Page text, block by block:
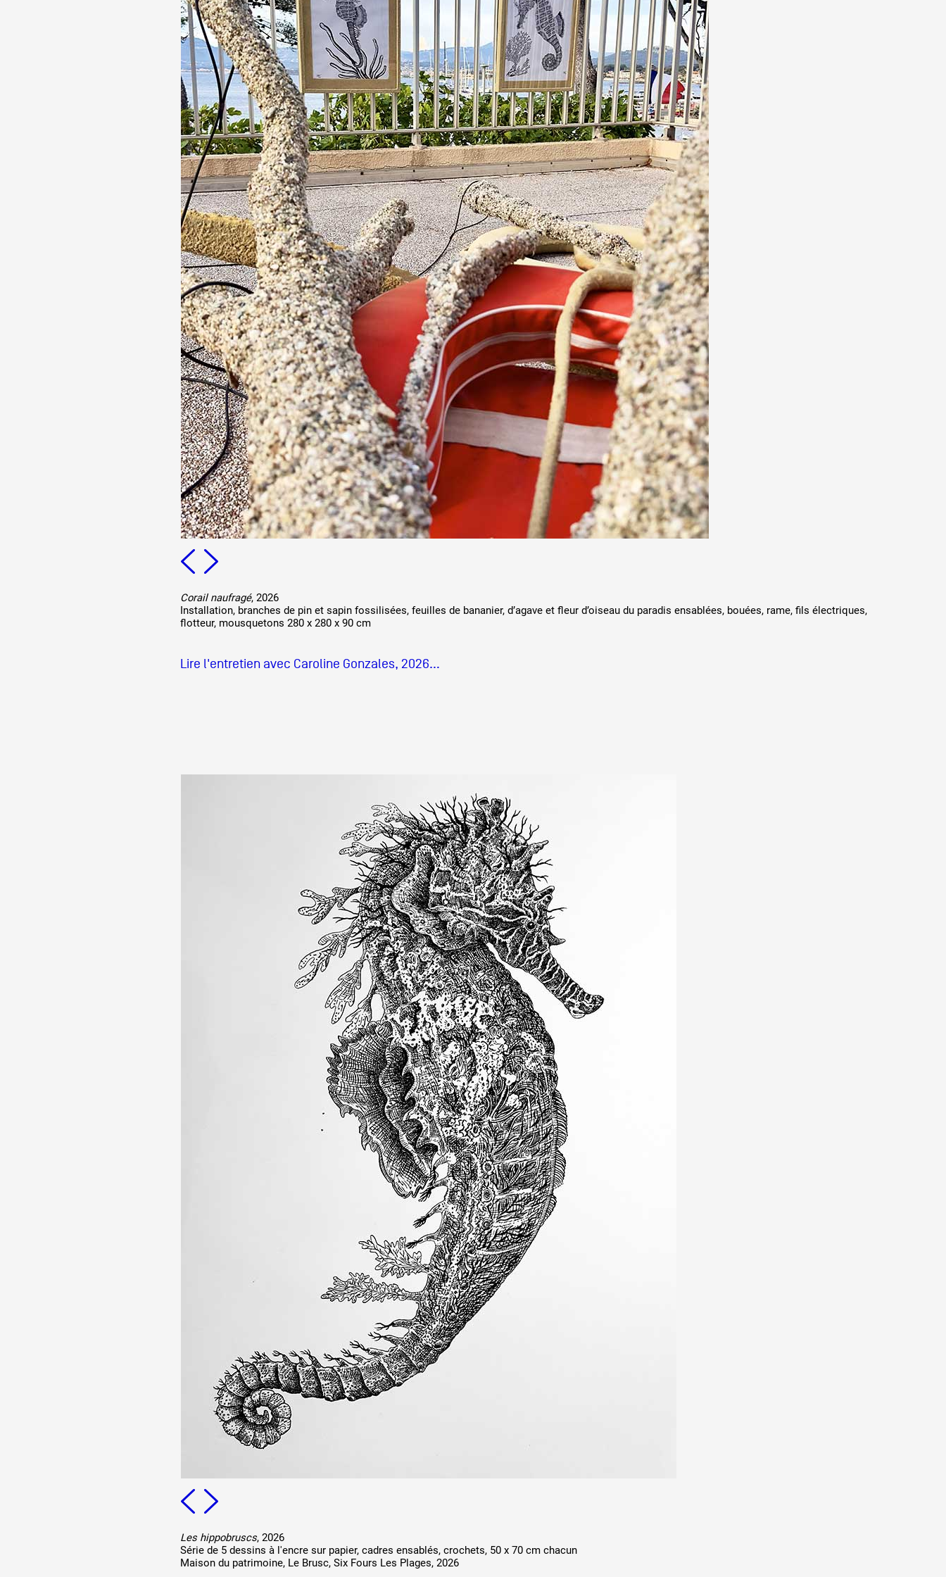
Production vidéo
1% œuvres dans l'espace public
Réseau documents d'artistes
Corail naufragé, 2026
Installation, branches de pin et sapin fossilisées, feuilles de bananier, d’agave et fleur d’oiseau du paradis ensablées, bouées, rame, fils électriques,
flotteur, mousquetons 280 x 280 x 90 cm
Lire l'entretien avec Caroline Gonzales, 2026…
Les hippobruscs, 2026
Série de 5 dessins à l'encre sur papier, cadres ensablés, crochets, 50 x 70 cm chacun
Maison du patrimoine, Le Brusc, Six Fours Les Plages, 2026